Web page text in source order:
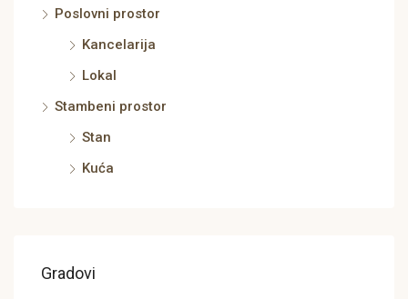
Poslovni prostor
Kancelarija
Lokal
Stambeni prostor
Stan
Kuća
Gradovi